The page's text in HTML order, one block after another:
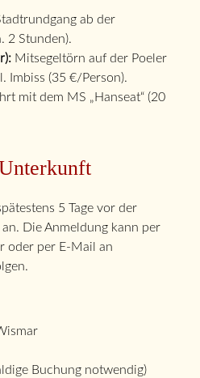
ab der
2 Stunden).
Mitsegeltörn auf der Poeler
Imbiss (35 €/Person).
mit dem MS „Hanseat“ (20
5 Tage vor der
Die Anmeldung kann per
oder per E-Mail an
Buchung notwendig)